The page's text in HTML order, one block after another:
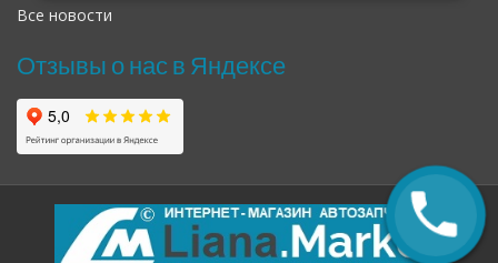
Все новости
Отзывы о нас в Яндексе